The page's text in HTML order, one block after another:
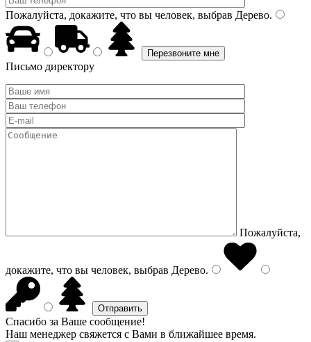
Пожалуйста, докажите, что вы человек, выбрав Дерево.
Письмо директору
Пожалуйста,
докажите, что вы человек, выбрав Дерево.
Спасибо за Ваше сообщение!
Наш менеджер свяжется с Вами в ближайшее время.